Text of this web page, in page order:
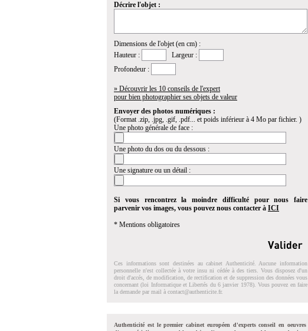
Décrire l'objet :
Dimensions de l'objet (en cm) :
Hauteur :
Largeur :
Profondeur :
» Découvrir les 10 conseils de l'expert
pour bien photographier ses objets de valeur
Envoyer des photos numériques :
(Format .zip, .jpg, .gif, .pdf... et poids inférieur à 4 Mo par fichier. )
Une photo générale de face :
Une photo du dos ou du dessous :
Une signature ou un détail :
Si vous rencontrez la moindre difficulté pour nous faire
parvenir vos images, vous pouvez nous contacter à ICI
* Mentions obligatoires
Ces informations sont destinées au cabinet Authenticité. Aucune information
personnelle n'est collectée à votre insu ni cédée à des tiers. Vous disposez d'un
droit d'accés, de modification, de rectification et de suppression des données vous
concernant (loi Informatique et Libertés du 6 janvier 1978). Vous pouvez en faire
la demande par mail à contact@authenticite.fr.
Authenticité est le premier cabinet européen d'experts conseil en oeuvres